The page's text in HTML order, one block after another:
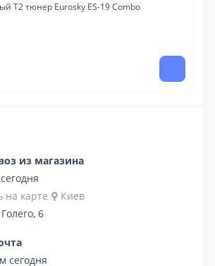
Т2 тюнер Eurosky ES-19 Combo
из магазина
на карте ⚲ Киев
6
сегодня